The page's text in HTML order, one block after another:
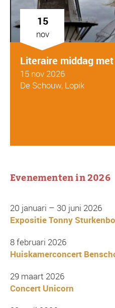
Evenementen in 2026
20 januari – 30 juni 2026
Expositie Tonny
8 februari 2026
Huiskamerconcert
29 maart 2026
Concert Unicorn
15
nov
Literaire middag
15 nov 2026
De Schouw, Lopik